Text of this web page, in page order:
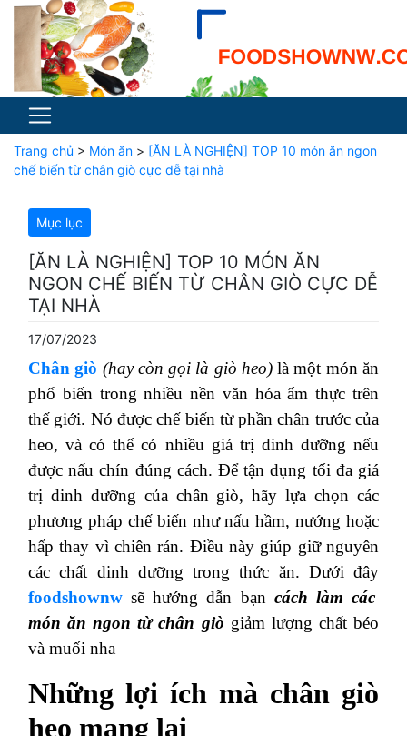
Trang chủ > Món ăn > [ĂN LÀ NGHIỆN] TOP 10 món ăn ngon
chế biến từ chân giò cực dễ tại nhà
Mục lục
[ĂN LÀ NGHIỆN] TOP 10 MÓN ĂN
NGON CHẾ BIẾN TỪ CHÂN GIÒ CỰC DỄ
TẠI NHÀ
17/07/2023
Chân giò (hay còn gọi là giò heo)là một món ăn
phổ biến trong nhiều nền văn hóa ẩm thực trên
thế giới. Nó được chế biến từ phần chân trước của
heo, và có thể có nhiều giá trị dinh dưỡng nếu
được nấu chín đúng cách. Để tận dụng tối đa giá
trị dinh dưỡng của chân giò, hãy lựa chọn các
phương pháp chế biến như nấu hầm, nướng hoặc
hấp thay vì chiên rán. Điều này giúp giữ nguyên
các chất dinh dưỡng trong thức ăn. Dưới đây
foodshownw sẽ hướng dẫn bạn cách làm các
món ăn ngon từ chân giò giảm lượng chất béo
và muối nha
Những lợi ích mà chân giò
heo mang lại